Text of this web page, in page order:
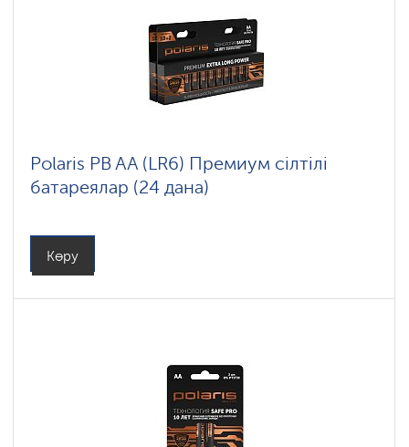
Polaris PB AA (LR6) Премиум сілтілі
батареялар (24 дана)
Көру